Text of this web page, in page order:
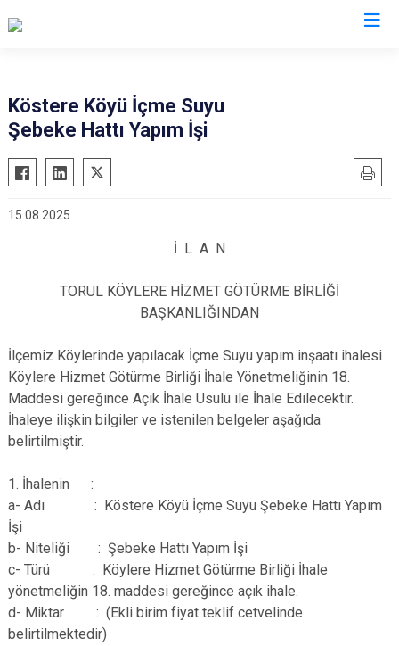
Kelkit
Köse
Şiran
Köstere Köyü İçme Suyu
Şebeke Hattı Yapım İşi
15.08.2025
İ L A N
TORUL KÖYLERE HİZMET GÖTÜRME BİRLİĞİ
BAŞKANLIĞINDAN
İlçemiz Köylerinde yapılacak İçme Suyu yapım inşaatı ihalesi
Köylere Hizmet Götürme Birliği İhale Yönetmeliğinin 18.
Maddesi gereğince Açık İhale Usulü ile İhale Edilecektir.
İhaleye ilişkin bilgiler ve istenilen belgeler aşağıda
belirtilmiştir.
1. İhalenin :
a- Adı : Köstere Köyü İçme Suyu Şebeke Hattı Yapım
İşi
b- Niteliği : Şebeke Hattı Yapım İşi
c- Türü : Köylere Hizmet Götürme Birliği İhale
yönetmeliğin 18. maddesi gereğince açık ihale.
d- Miktar : (Ekli birim fiyat teklif cetvelinde
belirtilmektedir)